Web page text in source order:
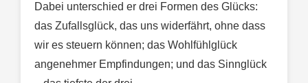
Dabei unterschied er drei Formen des Glücks:
das Zufallsglück, das uns widerfährt, ohne dass
wir es steuern können; das Wohlfühlglück
angenehmer Empfindungen; und das Sinnglück